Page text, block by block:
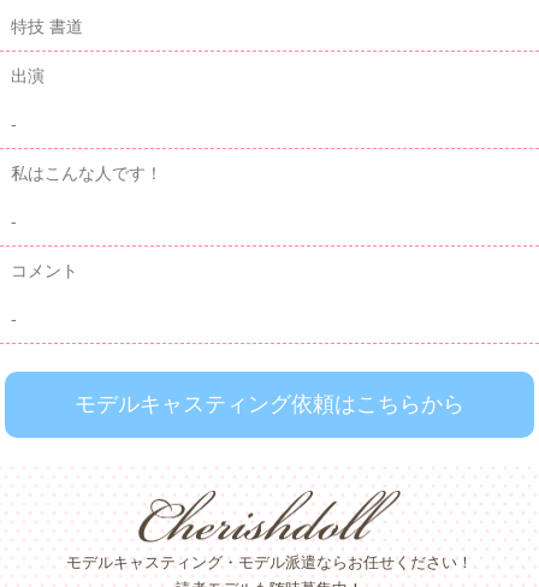
特技 書道
出演
-
私はこんな人です！
-
コメント
-
モデルキャスティング依頼はこちらから
モデルキャスティング・モデル派遣ならお任せください！